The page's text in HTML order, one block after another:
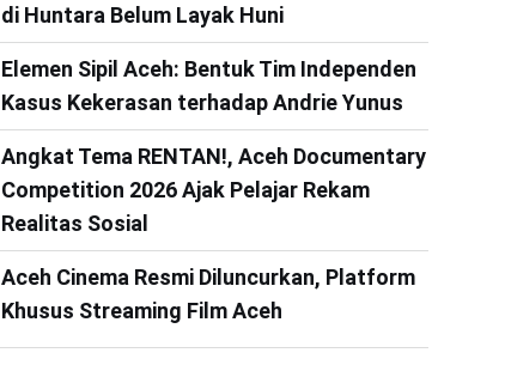
di Huntara Belum Layak Huni
Elemen Sipil Aceh: Bentuk Tim Independen
Kasus Kekerasan terhadap Andrie Yunus
Angkat Tema RENTAN!, Aceh Documentary
Competition 2026 Ajak Pelajar Rekam
Realitas Sosial
Aceh Cinema Resmi Diluncurkan, Platform
Khusus Streaming Film Aceh